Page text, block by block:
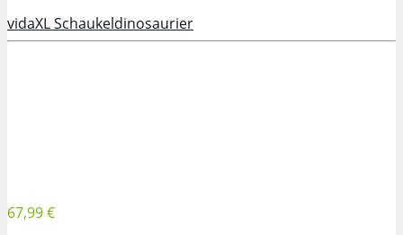
vidaXL Schaukeldinosaurier
67,99 €